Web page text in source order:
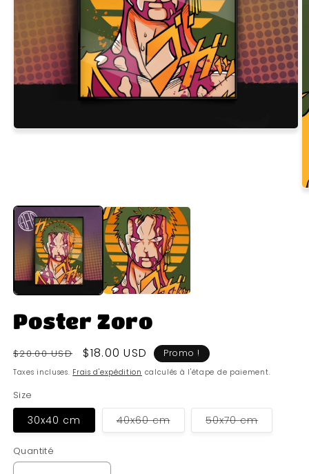
Poster Zoro
Prix
habituel
$20.00 USD
Prix
soldé
$18.00 USD Promo !
Taxes incluses. Frais d'expédition calculés à l'étape de paiement.
Size
30x40 cm 40x60 cmVariante
épuisée
50x70 cmVariante
épuisée
Quantité